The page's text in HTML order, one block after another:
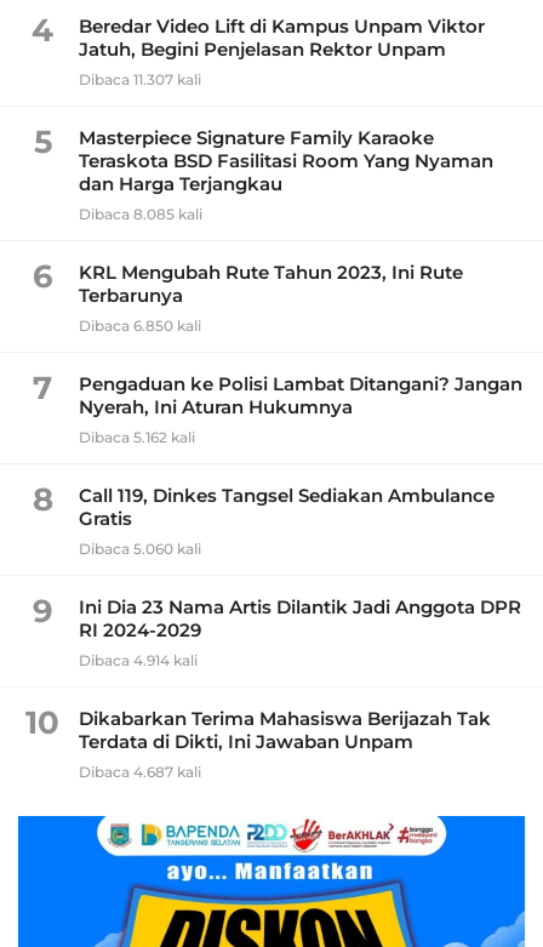
4
Beredar Video Lift di Kampus Unpam Viktor
Jatuh, Begini Penjelasan Rektor Unpam
Dibaca 11.307 kali
5
Masterpiece Signature Family Karaoke
Teraskota BSD Fasilitasi Room Yang Nyaman
dan Harga Terjangkau
Dibaca 8.085 kali
6
KRL Mengubah Rute Tahun 2023, Ini Rute
Terbarunya
Dibaca 6.850 kali
7
Pengaduan ke Polisi Lambat Ditangani? Jangan
Nyerah, Ini Aturan Hukumnya
Dibaca 5.162 kali
8
Call 119, Dinkes Tangsel Sediakan Ambulance
Gratis
Dibaca 5.060 kali
9
Ini Dia 23 Nama Artis Dilantik Jadi Anggota DPR
RI 2024-2029
Dibaca 4.914 kali
10
Dikabarkan Terima Mahasiswa Berijazah Tak
Terdata di Dikti, Ini Jawaban Unpam
Dibaca 4.687 kali